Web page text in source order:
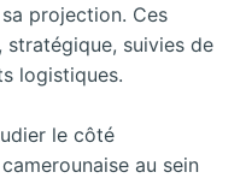
projection. Ces
stratégique, suivies de
logistiques.
le côté
au sein